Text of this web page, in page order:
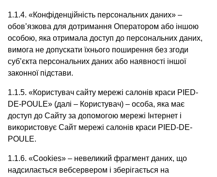
1.1.4. «Конфіденційність персональних даних» –
обов’язкова для дотримання Оператором або іншою
особою, яка отримала доступ до персональних даних,
вимога не допускати їхнього поширення без згоди
суб’єкта персональних даних або наявності іншої
законної підстави.
1.1.5. «Користувач сайту мережі салонів краси PIED-
DE-POULE» (далі – Користувач) – особа, яка має
доступ до Сайту за допомогою мережі Інтернет і
використовує Сайт мережі салонів краси PIED-DE-
POULE.
1.1.6. «Cookies» – невеликий фрагмент даних, що
надсилається вебсервером і зберігається на